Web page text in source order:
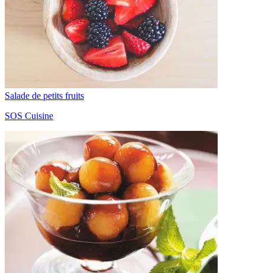
Salade de petits fruits
SOS Cuisine